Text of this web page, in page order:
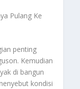
Pulang Ke
penting
Kemudian
di bangun
kondisi